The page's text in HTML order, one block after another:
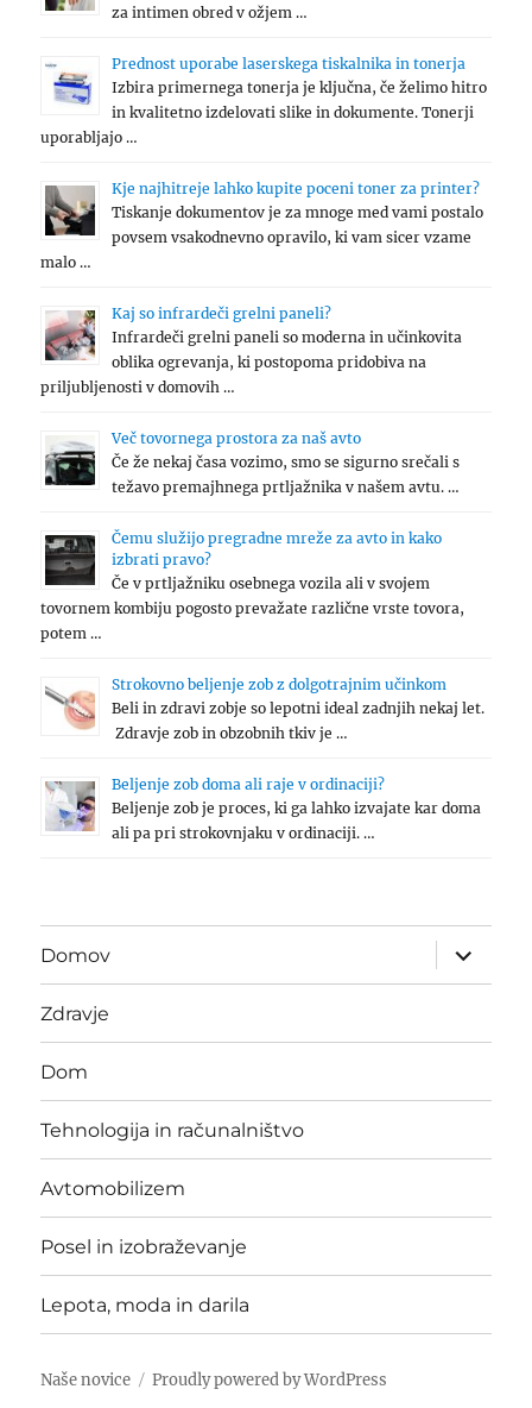
za intimen obred v ožjem …
Prednost uporabe laserskega tiskalnika in tonerja
Izbira primernega tonerja je ključna, če želimo hitro
in kvalitetno izdelovati slike in dokumente. Tonerji
uporabljajo …
Kje najhitreje lahko kupite poceni toner za printer?
Tiskanje dokumentov je za mnoge med vami postalo
povsem vsakodnevno opravilo, ki vam sicer vzame
malo …
Kaj so infrardeči grelni paneli?
Infrardeči grelni paneli so moderna in učinkovita
oblika ogrevanja, ki postopoma pridobiva na
priljubljenosti v domovih …
Več tovornega prostora za naš avto
Če že nekaj časa vozimo, smo se sigurno srečali s
težavo premajhnega prtljažnika v našem avtu. …
Čemu služijo pregradne mreže za avto in kako
izbrati pravo?
Če v prtljažniku osebnega vozila ali v svojem
tovornem kombiju pogosto prevažate različne vrste tovora,
potem …
Strokovno beljenje zob z dolgotrajnim učinkom
Beli in zdravi zobje so lepotni ideal zadnjih nekaj let.
Zdravje zob in obzobnih tkiv je …
Beljenje zob doma ali raje v ordinaciji?
Beljenje zob je proces, ki ga lahko izvajate kar doma
ali pa pri strokovnjaku v ordinaciji. …
Domov
expand
child
menu
Zdravje
Dom
Tehnologija in računalništvo
Avtomobilizem
Posel in izobraževanje
Lepota, moda in darila
Naše novice Proudly powered by WordPress